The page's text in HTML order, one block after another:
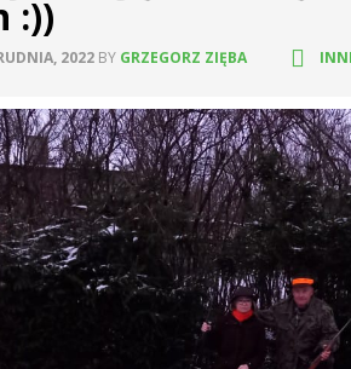
:))
2022 BY GRZEGORZ ZIĘBA